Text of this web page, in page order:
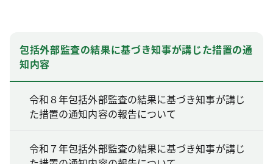
包括外部監査の結果に基づき知事が講じた措置の通
知内容
令和８年包括外部監査の結果に基づき知事が講じ
た措置の通知内容の報告について
令和７年包括外部監査の結果に基づき知事が講じ